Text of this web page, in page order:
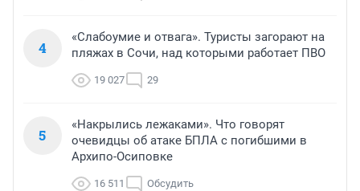
4
«Слабоумие и отвага». Туристы загорают на
пляжах в Сочи, над которыми работает ПВО
19 027 29
5
«Накрылись лежаками». Что говорят
очевидцы об атаке БПЛА с погибшими в
Архипо-Осиповке
16 511 Обсудить